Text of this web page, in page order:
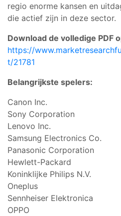
regio enorme kansen en
die actief zijn in deze sector.
Download de volledige PDF
https://
t/21781
Belangrijkste spelers:
Canon Inc.
Sony Corporation
Lenovo Inc.
Samsung Electronics Co.
Panasonic Corporation
Hewlett-Packard
Koninklijke Philips N.V.
Oneplus
Sennheiser Elektronica
OPPO